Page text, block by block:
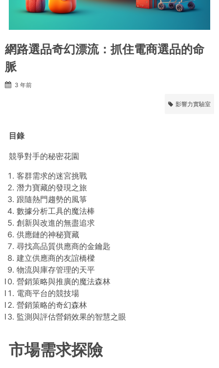
網路選品奇幻漂流：抓住電商選品的命
脈
3 年前
影響力實驗室
目錄
競爭對手的秘密花園
客群需求的迷宮挑戰
潛力寶藏的發現之旅
跟隨熱門趨勢的風箏
數據分析工具的魔法棒
創新與改進的無盡追求
供應鏈的神秘寶藏
尋找高品質供應商的金鑰匙
建立供應商的友誼橋樑
物流與庫存管理的天平
營銷策略與推廣的魔法森林
電商平台的競技場
營銷策略的奇幻森林
監測與評估營銷效果的智慧之眼
市場需求探險